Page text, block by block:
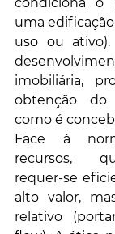
uma
uso ou
imobiliária,
obtenção
como é
Face à
recursos,
requer-se
alto valor,
relativo